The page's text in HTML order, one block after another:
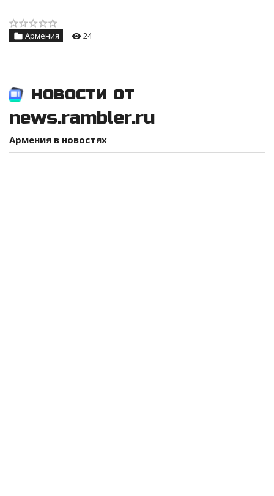
Армения 24
новости от
news.rambler.ru
Армения в новостях